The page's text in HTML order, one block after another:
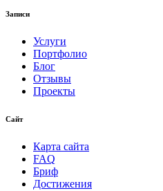
Записи
Услуги
Портфолио
Блог
Отзывы
Проекты
Сайт
Карта сайта
FAQ
Бриф
Достижения